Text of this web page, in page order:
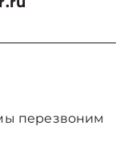
перезвоним